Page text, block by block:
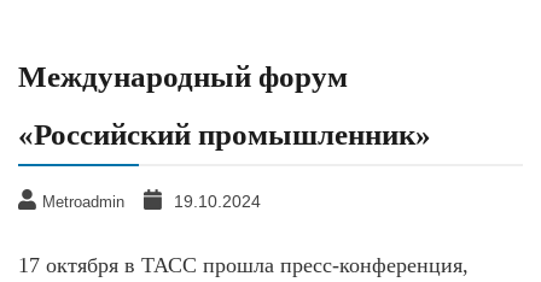
Международный форум
«Российский промышленник»
Metroadmin 19.10.2024
17 октября в ТАСС прошла пресс-конференция,